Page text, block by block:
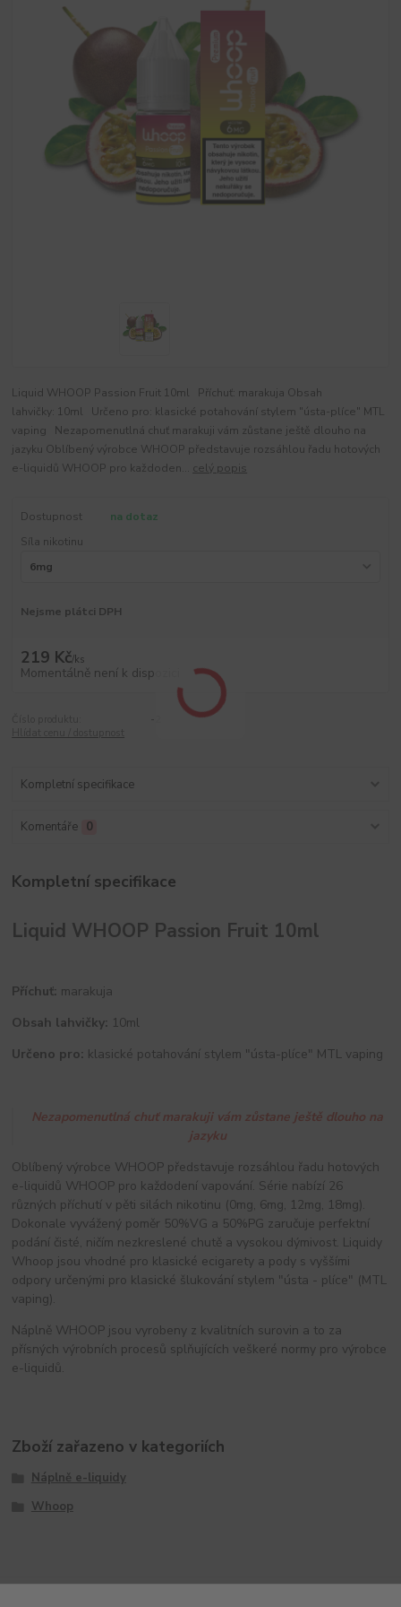
Liquid WHOOP Passion Fruit 10ml Příchuť: marakuja Obsah
lahvičky: 10ml Určeno pro: klasické potahování stylem "ústa-plíce" MTL
vaping Nezapomenutlná chuť marakuji vám zůstane ještě dlouho na
jazyku Oblíbený výrobce WHOOP představuje rozsáhlou řadu hotových
e-liquidů WHOOP pro každoden... celý popis
Dostupnost
na dotaz
Síla nikotinu
Nejsme plátci DPH
219 Kč/ks
Momentálně není k dispozici
Kompletní specifikace
Komentáře 0
Kompletní specifikace
Liquid WHOOP Passion Fruit 10ml
Příchuť: marakuja
Obsah lahvičky: 10ml
Určeno pro: klasické potahování stylem "ústa-plíce" MTL vaping
Nezapomenutlná chuť marakuji vám zůstane ještě dlouho na
jazyku
Oblíbený výrobce WHOOP představuje rozsáhlou řadu hotových
e-liquidů WHOOP pro každodení vapování. Série nabízí 26
různých příchutí v pěti silách nikotinu (0mg, 6mg, 12mg, 18mg).
Dokonale vyvážený poměr 50%VG a 50%PG zaručuje perfektní
podání čisté, ničím nezkreslené chutě a vysokou dýmivost. Liquidy
Whoop jsou vhodné pro klasické ecigarety a pody s vyššími
odpory určenými pro klasické šlukování stylem "ústa - plíce" (MTL
vaping).
Náplně WHOOP jsou vyrobeny z kvalitních surovin a to za
přísných výrobních procesů splňujících veškeré normy pro výrobce
e-liquidů.
Zboží zařazeno v kategoriích
Náplně e-liquidy
Whoop